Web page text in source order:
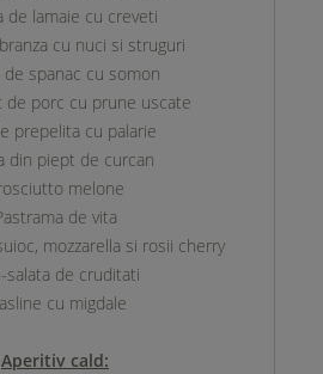
de lamaie cu creveti
cu nuci si struguri
de spanac cu somon
de porc cu prune uscate
prepelita cu palarie
din piept de curcan
melone
de vita
mozzarella si rosii cherry
salata de cruditati
cu migdale
Aperitiv cald: